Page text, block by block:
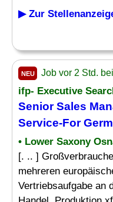
▶ Zur
NEU Job vor 2 Std.
ifp- Executive
Senior Sales
Service-For
• Lower Saxony
[. .. ]
mehreren
Vertriebsaufgabe an